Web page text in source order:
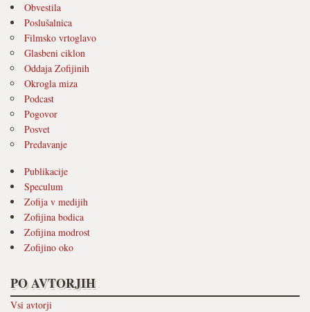
Obvestila
Poslušalnica
Filmsko vrtoglavo
Glasbeni ciklon
Oddaja Zofijinih
Okrogla miza
Podcast
Pogovor
Posvet
Predavanje
Publikacije
Speculum
Zofija v medijih
Zofijina bodica
Zofijina modrost
Zofijino oko
PO AVTORJIH
Vsi avtorji